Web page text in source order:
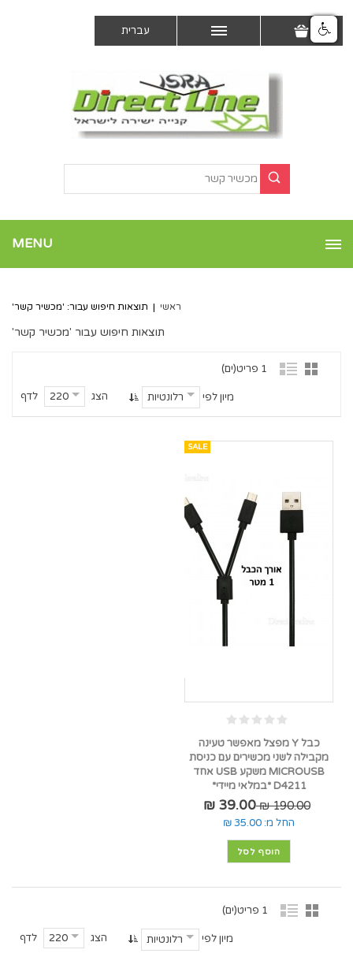
עברית
MENU
ראשי | תוצאות חיפוש עבור: 'מכשיר קשר'
תוצאות חיפוש עבור 'מכשיר קשר'
1 פריט(ים)
הצג 220 לדף מיון לפי רלונטיות
SALE
כבל Y מפצל מאפשר טעינה
מקבילה לשני מכשירים עם כניסת
MICROUSB משקע USB אחד
D4211 *במלאי מיידי*
190.00 ₪
39.00 ₪
החל מ: 35.00 ₪
הוסף לסל
1 פריט(ים)
הצג 220 לדף מיון לפי רלונטיות